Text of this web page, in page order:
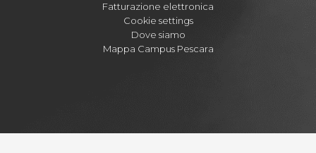
Fatturazione elettronica
Cookie settings
Dove siamo
Mappa Campus Pescara